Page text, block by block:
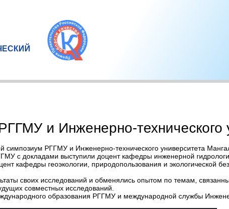
и Инженерно-технического
симпозиум РГГМУ и Инженерно-технического университета
с докладами выступили доцент кафедры инженерной
кафедры геоэкологии, природопользования и экологической
своих исследований и обменялись опытом по темам,
совместных исследований.
образования РГГМУ и международной службы